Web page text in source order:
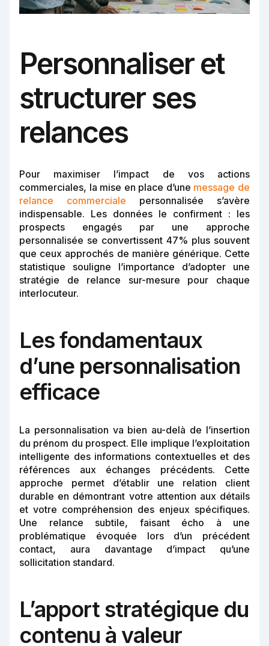
Personnaliser et
structurer ses
relances
Pour maximiser l’impact de vos actions
commerciales, la mise en place d’une message de
relance commerciale personnalisée s’avère
indispensable. Les données le confirment : les
prospects engagés par une approche
personnalisée se convertissent 47% plus souvent
que ceux approchés de manière générique. Cette
statistique souligne l’importance d’adopter une
stratégie de relance sur-mesure pour chaque
interlocuteur.
Les fondamentaux
d’une personnalisation
efficace
La personnalisation va bien au-delà de l’insertion
du prénom du prospect. Elle implique l’exploitation
intelligente des informations contextuelles et des
références aux échanges précédents. Cette
approche permet d’établir une relation client
durable en démontrant votre attention aux détails
et votre compréhension des enjeux spécifiques.
Une relance subtile, faisant écho à une
problématique évoquée lors d’un précédent
contact, aura davantage d’impact qu’une
sollicitation standard.
L’apport stratégique du
contenu à valeur